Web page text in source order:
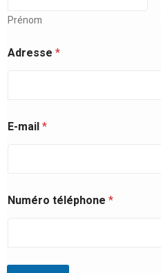
l
o
m
Prénom
Adresse *
E-mail*
Numéro téléphone *